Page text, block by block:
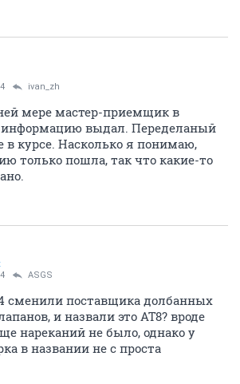
ivan_zh
мере мастер-приемщик в
выдал. Переделаный
в курсе. Насколько я понимаю,
только пошла, так что какие-то
ASGS
сменили поставщика долбанных
и назвали это AT8? вроде
нареканий не было, однако у
в названии не с проста